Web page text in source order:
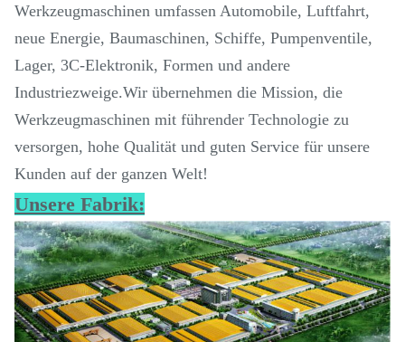
Werkzeugmaschinen umfassen Automobile, Luftfahrt,
neue Energie, Baumaschinen, Schiffe, Pumpenventile,
Lager, 3C-Elektronik, Formen und andere
Industriezweige.Wir übernehmen die Mission, die
Werkzeugmaschinen mit führender Technologie zu
versorgen, hohe Qualität und guten Service für unsere
Kunden auf der ganzen Welt!
Unsere Fabrik: